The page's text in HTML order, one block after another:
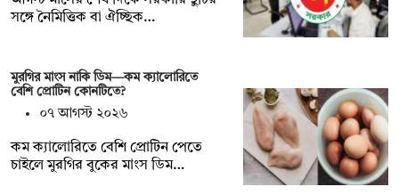
সঙ্গে নৈমিত্তিক বা ঐচ্ছিক…
মুরগির মাংস নাকি ডিম—কম ক্যালোরিতে
বেশি প্রোটিন কোনটিতে?
০৭ আগস্ট ২০২৬
কম ক্যালোরিতে বেশি প্রোটিন পেতে
চাইলে মুরগির বুকের মাংস ডিম…